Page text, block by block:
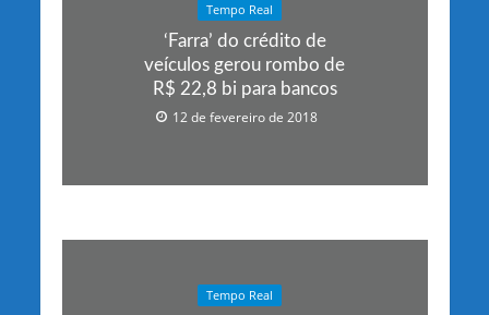
Tempo Real
‘Farra’ do crédito de
veículos gerou rombo de
R$ 22,8 bi para bancos
12 de fevereiro de 2018
Tempo Real